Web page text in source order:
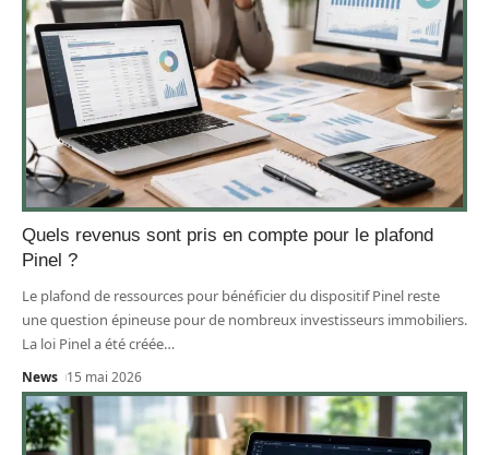
Quels revenus sont pris en compte pour le plafond
Pinel ?
Le plafond de ressources pour bénéficier du dispositif Pinel reste
une question épineuse pour de nombreux investisseurs immobiliers.
La loi Pinel a été créée…
News 15 mai 2026